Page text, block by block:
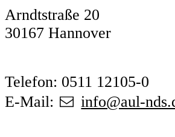
Arndtstraße 20
30167 Hannover
Telefon: 0511 12105-0
E-Mail:
info@aul-